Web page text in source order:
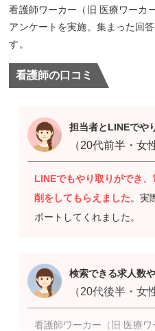
看護師ワーカー（旧 医療ワーカ
アンケートを実施。集まった回
す。
看護師の口コミ
担当者とLINEでや
（20代前半・女
LINEでもやり取りができ
削をしてもらえました。実
ポートしてくれました。
検索できる求人数
（20代後半・女
看護師ワーカー（旧 医療